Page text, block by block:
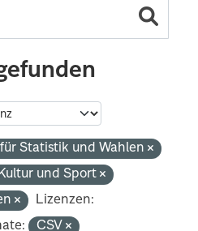
Statistik und Wahlen
und Sport
Lizenzen:
CSV